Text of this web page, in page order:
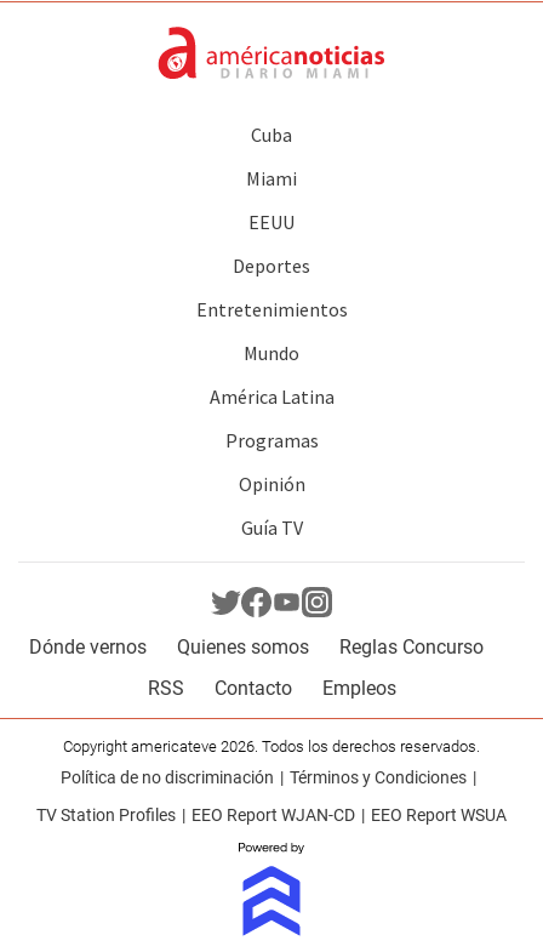
Cuba
Miami
EEUU
Deportes
Entretenimientos
Mundo
América Latina
Programas
Opinión
Guía TV
Dónde vernos Quienes somos
Reglas Concurso
RSS
Contacto Empleos
Copyright americateve 2026. Todos los derechos reservados.
Política de no discriminación
Términos y Condiciones
TV Station Profiles
EEO Report WJAN-CD EEO Report WSUA